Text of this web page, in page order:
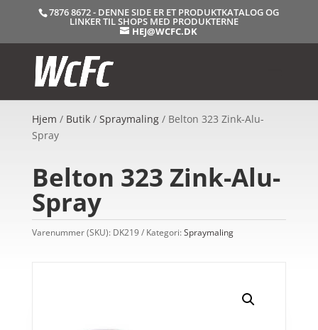
7876 8672 - DENNE SIDE ER ET PRODUKTKATALOG OG
LINKER TIL SHOPS MED PRODUKTERNE
HEJ@WCFC.DK
Hjem / Butik/ Spraymaling/ Belton 323 Zink-Alu-
Spray
Belton 323 Zink-Alu-
Spray
Varenummer (SKU): DK219 Kategori:Spraymaling